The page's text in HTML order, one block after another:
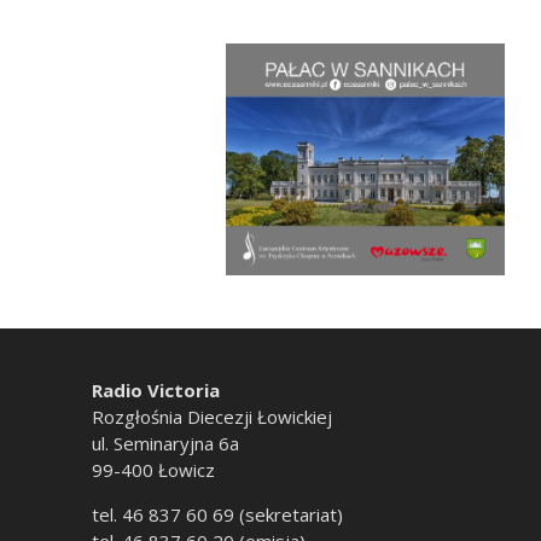
Radio Victoria
Rozgłośnia Diecezji Łowickiej
ul. Seminaryjna 6a
99-400 Łowicz
tel. 46 837 60 69 (sekretariat)